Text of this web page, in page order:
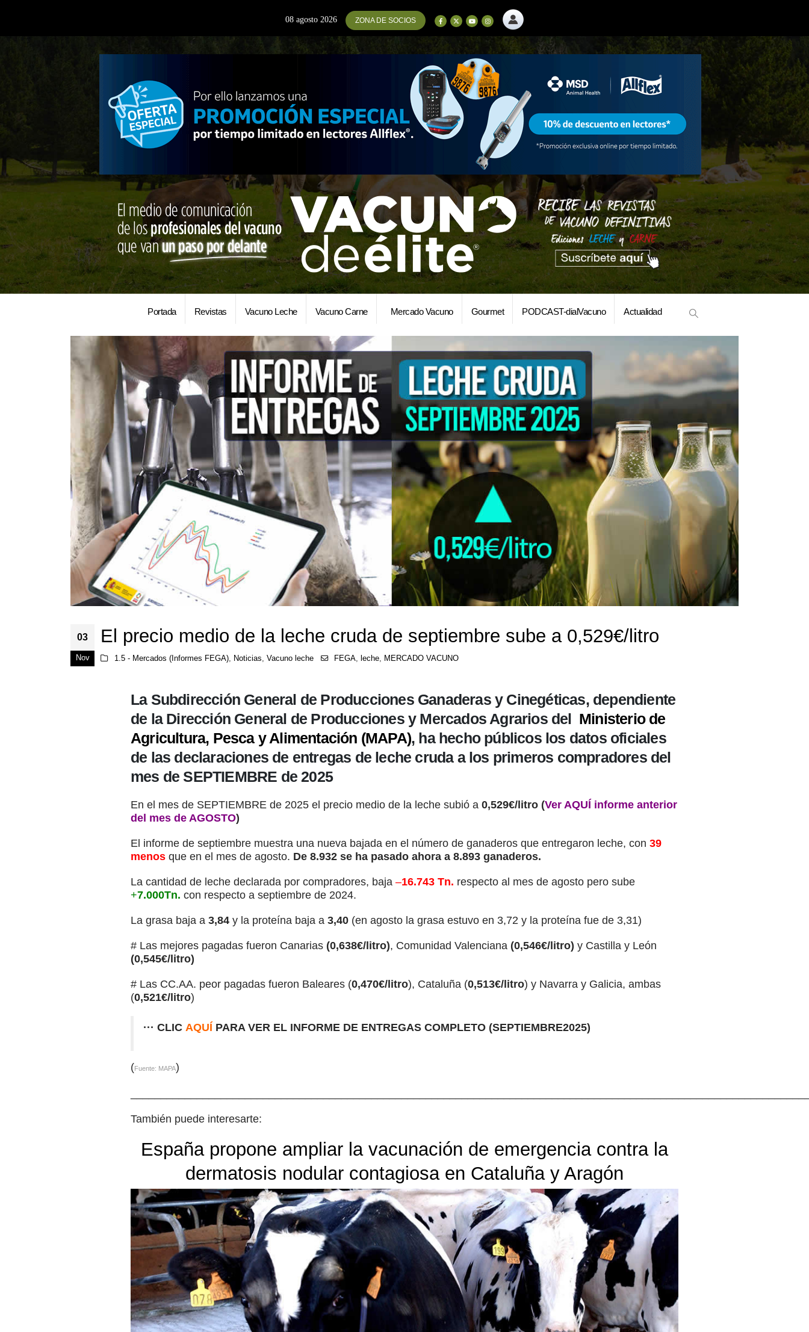
08 agosto 2026 ZONA DE SOCIOS
Portada Revistas Vacuno Leche Vacuno Carne Mercado Vacuno Gourmet PODCAST-dialVacuno Actualidad
03
Nov
El precio medio de la leche cruda de septiembre sube a 0,529€/litro
1.5 - Mercados (Informes FEGA), Noticias, Vacuno leche FEGA, leche, MERCADO VACUNO
La Subdirección General de Producciones Ganaderas y Cinegéticas, dependiente
de la Dirección General de Producciones y Mercados Agrarios del Ministerio de
Agricultura, Pesca y Alimentación (MAPA), ha hecho públicos los datos oficiales
de las declaraciones de entregas de leche cruda a los primeros compradores del
mes de SEPTIEMBRE de 2025
En el mes de SEPTIEMBRE de 2025 el precio medio de la leche subió a 0,529€/litro (Ver AQUÍ informe anterior
del mes de AGOSTO)
El informe de septiembre muestra una nueva bajada en el número de ganaderos que entregaron leche, con 39
menos que en el mes de agosto. De 8.932 se ha pasado ahora a 8.893 ganaderos.
La cantidad de leche declarada por compradores, baja –16.743 Tn. respecto al mes de agosto pero sube
+7.000Tn. con respecto a septiembre de 2024.
La grasa baja a 3,84 y la proteína baja a 3,40 (en agosto la grasa estuvo en 3,72 y la proteína fue de 3,31)
# Las mejores pagadas fueron Canarias (0,638€/litro), Comunidad Valenciana (0,546€/litro) y Castilla y León
(0,545€/litro)
# Las CC.AA. peor pagadas fueron Baleares (0,470€/litro), Cataluña (0,513€/litro) y Navarra y Galicia, ambas
(0,521€/litro)
··· CLIC AQUÍ PARA VER EL INFORME DE ENTREGAS COMPLETO (SEPTIEMBRE2025)
(Fuente: MAPA)
También puede interesarte:
España propone ampliar la vacunación de emergencia contra la
dermatosis nodular contagiosa en Cataluña y Aragón